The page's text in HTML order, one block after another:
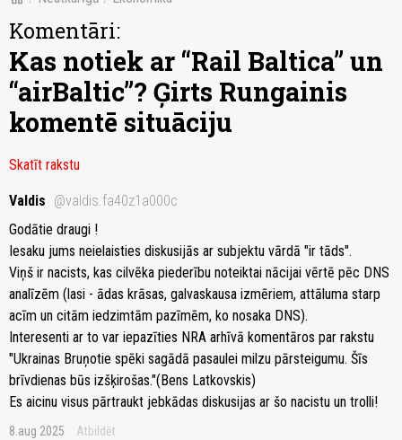
Komentāri:
Kas notiek ar “Rail Baltica” un
“airBaltic”? Ģirts Rungainis
komentē situāciju
Skatīt rakstu
Valdis @valdis.fa40z1a000c
Godātie draugi !
Iesaku jums neielaisties diskusijās ar subjektu vārdā "ir tāds".
Viņš ir nacists, kas cilvēka piederību noteiktai nācijai vērtē pēc DNS
analīzēm (lasi - ādas krāsas, galvaskausa izmēriem, attāluma starp
acīm un citām iedzimtām pazīmēm, ko nosaka DNS).
Interesenti ar to var iepazīties NRA arhīvā komentāros par rakstu
"Ukrainas Bruņotie spēki sagādā pasaulei milzu pārsteigumu. Šīs
brīvdienas būs izšķirošas."(Bens Latkovskis)
Es aicinu visus pārtraukt jebkādas diskusijas ar šo nacistu un trolli!
8.aug 2025 Atbildēt